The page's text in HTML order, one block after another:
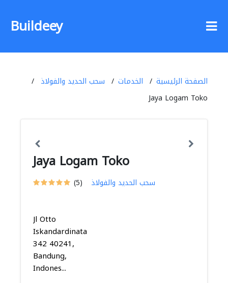
Buildeey
الصفحة الرئيسية الخدمات
سحب الحديد والفولاذ
Jaya Logam Toko
Jaya Logam Toko
(5) سحب الحديد والفولاذ
Jl Otto
Iskandardinata
342 40241,
Bandung,
Indones...